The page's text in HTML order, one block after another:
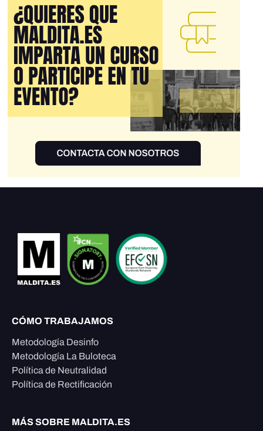
CÓMO TRABAJAMOS
Metodología Desinfo
Metodología La Buloteca
Política de Neutralidad
Política de Rectificación
MÁS SOBRE MALDITA.ES